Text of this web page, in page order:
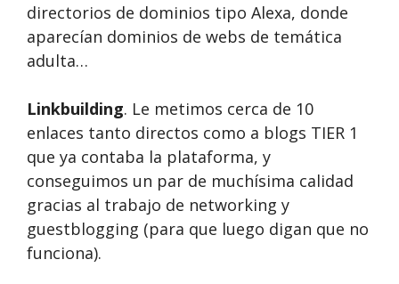
directorios de dominios tipo Alexa, donde
aparecían dominios de webs de temática
adulta…
Linkbuilding. Le metimos cerca de 10
enlaces tanto directos como a blogs TIER 1
que ya contaba la plataforma, y
conseguimos un par de muchísima calidad
gracias al trabajo de networking y
guestblogging (para que luego digan que no
funciona).